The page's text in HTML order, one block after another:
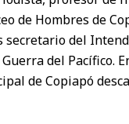
de Hombres de
secretario del
del Pacífico.
de Copiapó